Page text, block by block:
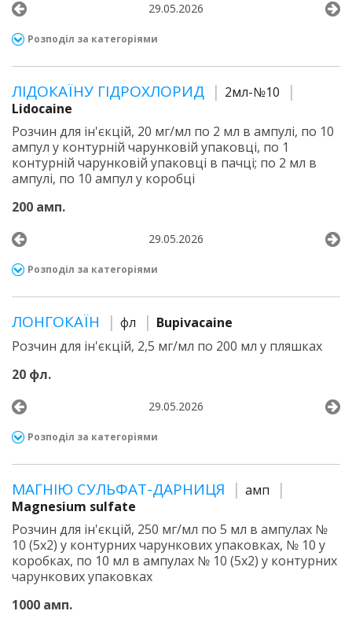
29.05.2026
Розподіл за категоріями
ЛІДОКАЇНУ ГІДРОХЛОРИД
2мл-№10
Lidocaine
Розчин для ін'єкцій, 20 мг/мл по 2 мл в ампулі, по 10
ампул у контурній чарунковій упаковці, по 1
контурній чарунковій упаковці в пачці; по 2 мл в
ампулі, по 10 ампул у коробці
200 амп.
29.05.2026
Розподіл за категоріями
ЛОНГОКАЇН фл
Bupivacaine
Розчин для ін'єкцій, 2,5 мг/мл по 200 мл у пляшках
20 фл.
29.05.2026
Розподіл за категоріями
МАГНІЮ СУЛЬФАТ-ДАРНИЦЯ
амп
Magnesium sulfate
Розчин для ін'єкцій, 250 мг/мл по 5 мл в ампулах №
10 (5х2) у контурних чарункових упаковках, № 10 у
коробках, по 10 мл в ампулах № 10 (5х2) у контурних
чарункових упаковках
1000 амп.